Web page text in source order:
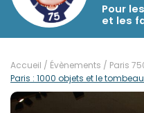
Pour
et les
Accueil / Évènements / Paris
Paris : 1000 objets et le